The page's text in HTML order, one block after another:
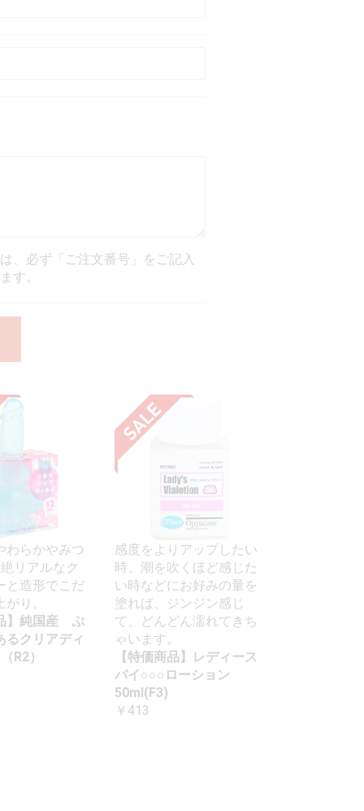
、必ず「ご注文番号」をご記入
す。
わらかやみつ
リアルなク
と造形でこだ
り。
】純国産 ぷ
るクリアディ
R2）
感度をよりアップしたい
時、潮を吹くほど感じた
い時などにお好みの量を
塗れば、ジンジン感じ
て、どんどん濡れてきち
ゃいます。
【特価商品】レディース
バイ○○○ローション
50ml(F3)
￥413